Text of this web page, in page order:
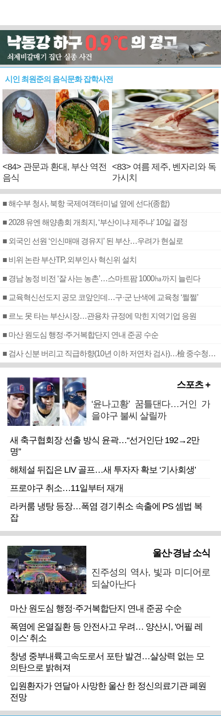
시인 최원준의 음식문화 잡학사전
<84> 관문과 환대, 부산 역전
음식
<83> 여름 제주, 벤자리와 독
가시치
■ 해수부 청사, 북항 국제여객터미널 옆에 선다(종합)
■ 2028 유엔 해양총회 개최지, ‘부산이냐 제주냐’ 10일 결정
■ 외국인 선원 ‘인신매매 경유지’ 된 부산…우려가 현실로
■ 비위 논란 부산TP, 외부인사 혁신위 설치
■ 경남 농정 비전 ‘잘 사는 농촌’…스마트팜 1000㏊까지 늘린다
■ 교육혁신선도지 공모 코앞인데…구·군 난색에 교육청 ‘쩔쩔’
■ 르노 못 타는 부산시장…관용차 규정에 막힌 지역기업 응원
■ 마산 원도심 행정·주거복합단지 연내 준공 수순
■ 검사 신분 버리고 직급하향(10년 이하 저연차 검사)…檢 중수청행 기피
스포츠 +
‘윤나고황’ 꿈틀댄다…거인 가
을야구 불씨 살릴까
새 축구협회장 선출 방식 윤곽…“선거인단 192→2만
명”
해체설 뒤집은 LIV 골프…새 투자자 확보 ‘기사회생’
프로야구 취소…11일부터 재개
라커룸 냉탕 등장…폭염 경기취소 속출에 PS 셈법 복
잡
울산·경남 소식
진주성의 역사, 빛과 미디어로
되살아난다
마산 원도심 행정·주거복합단지 연내 준공 수순
폭염에 온열질환 등 안전사고 우려… 양산시, '어필 레
이스' 취소
창녕 중부내륙고속도로서 포탄 발견…살상력 없는 모
의탄으로 밝혀져
입원환자가 연달아 사망한 울산 한 정신의료기관 폐원
전망